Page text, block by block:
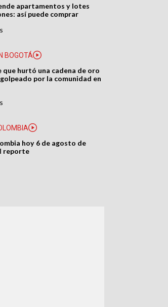
apartamentos y lotes
así puede comprar
BOGOTÁ
que hurtó una cadena de oro
por la comunidad en
hoy 6 de agosto de
reporte